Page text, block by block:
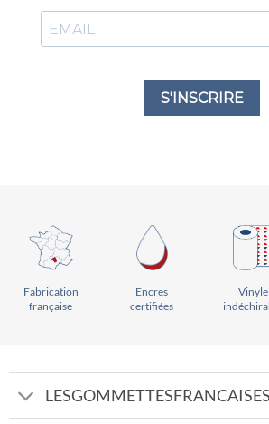
Fabrication
française
Encres
certifiées
Vinyle